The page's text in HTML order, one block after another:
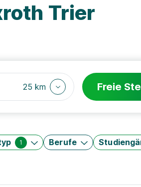
Trier
25 km Freie
1 Berufe